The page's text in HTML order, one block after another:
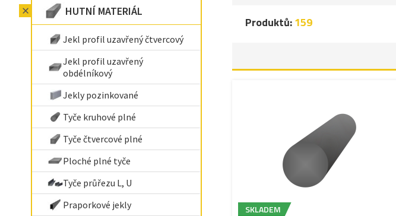
HUTNÍ MATERIÁL
Jekl profil uzavřený čtvercový
Jekl profil uzavřený
obdélníkový
Jekly pozinkované
Tyče kruhové plné
Tyče čtvercové plné
Ploché plné tyče
Tyče průřezu L, U
Praporkové jekly
Produktů:159
SKLADEM